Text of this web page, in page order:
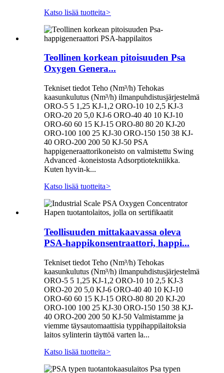
Katso lisää tuotteita>
Teollinen korkean pitoisuuden Psa
Oxygen Genera...
Tekniset tiedot Teho (Nm³/h) Tehokas
kaasunkulutus (Nm³/h) ilmanpuhdistusjärjestelmä
ORO-5 5 1,25 KJ-1,2 ORO-10 10 2,5 KJ-3
ORO-20 20 5,0 KJ-6 ORO-40 40 10 KJ-10
ORO-60 60 15 KJ-15 ORO-80 80 20 KJ-20
ORO-100 100 25 KJ-30 ORO-150 150 38 KJ-
40 ORO-200 200 50 KJ-50 PSA
happigeneraattorikoneisto on valmistettu Swing
Advanced -koneistosta Adsorptiotekniikka.
Kuten hyvin-k...
Katso lisää tuotteita>
Teollisuuden mittakaavassa oleva
PSA-happikonsentraattori, happi...
Tekniset tiedot Teho (Nm³/h) Tehokas
kaasunkulutus (Nm³/h) ilmanpuhdistusjärjestelmä
ORO-5 5 1,25 KJ-1,2 ORO-10 10 2,5 KJ-3
ORO-20 20 5,0 KJ-6 ORO-40 40 10 KJ-10
ORO-60 60 15 KJ-15 ORO-80 80 20 KJ-20
ORO-100 100 25 KJ-30 ORO-150 150 38 KJ-
40 ORO-200 200 50 KJ-50 Valmistamme ja
viemme täysautomaattisia typpihappilaitoksia
laitos sylinterin täyttöä varten la...
Katso lisää tuotteita>